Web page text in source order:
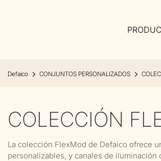
Defaico CONJUNTOS PERSONALIZADOS
COLECCIÓN
La colección FlexMod de Defaico ofrece
personalizables, y canales de